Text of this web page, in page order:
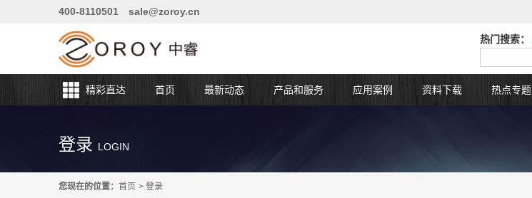
400-8110501 sale@zoroy.cn
热门搜索：
精彩直达 首页 最新动态 产品和服务 应用案例 资料下载 热点专题
登录 LOGIN
您现在的位置： 首页 > 登录